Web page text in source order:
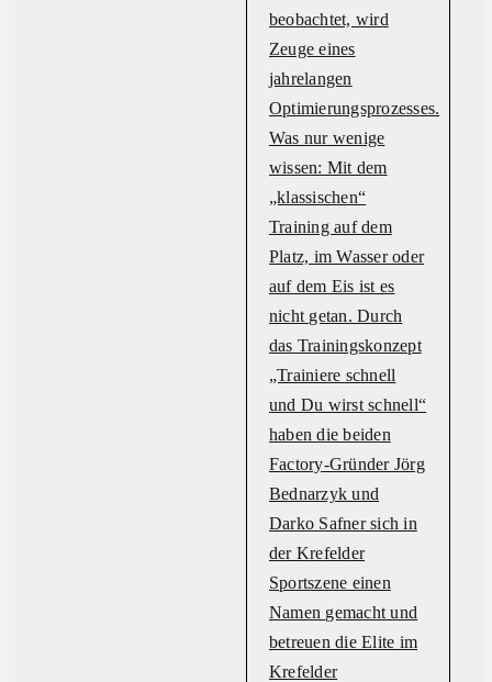
beobachtet, wird
Zeuge eines
jahrelangen
Optimierungsprozesses.
Was nur wenige
wissen: Mit dem
„klassischen“
Training auf dem
Platz, im Wasser oder
auf dem Eis ist es
nicht getan. Durch
das Trainingskonzept
„Trainiere schnell
und Du wirst schnell“
haben die beiden
Factory-Gründer Jörg
Bednarzyk und
Darko Safner sich in
der Krefelder
Sportszene einen
Namen gemacht und
betreuen die Elite im
Krefelder